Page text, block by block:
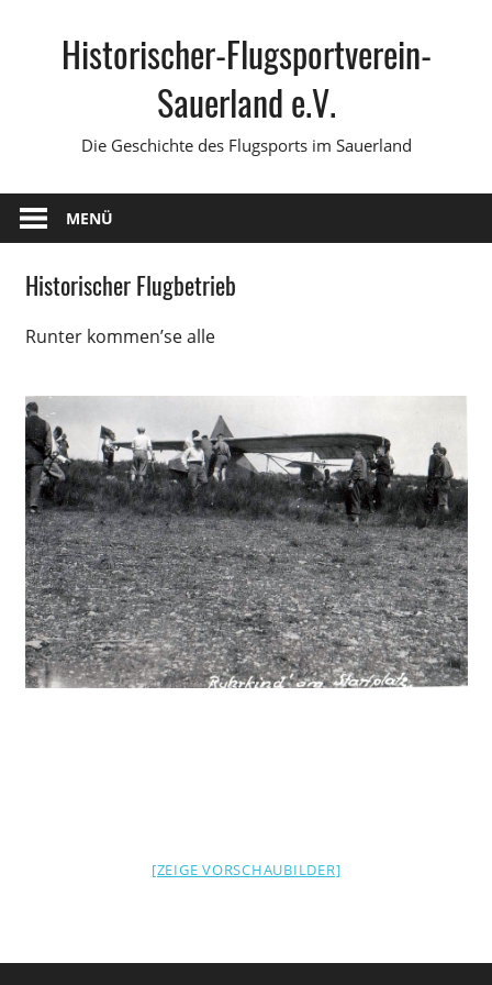
springenHistorischer-Flugsportverein-
Sauerland e.V.
Die Geschichte des Flugsports im Sauerland
MENÜ
Historischer Flugbetrieb
Runter kommen’se alle
[ZEIGE VORSCHAUBILDER]